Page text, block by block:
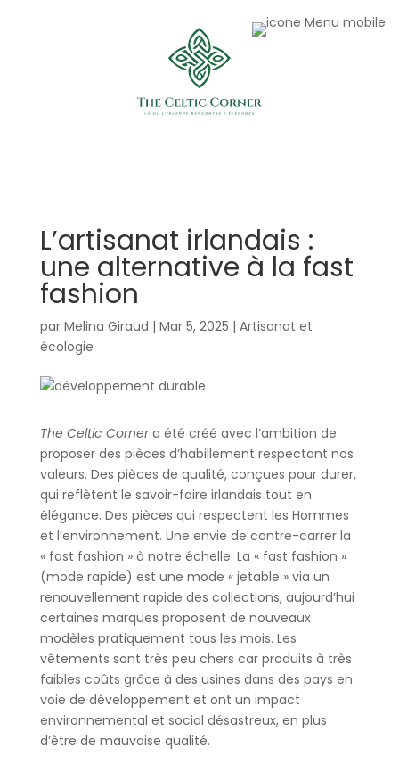
L’artisanat irlandais :
une alternative à la fast
fashion
par Melina Giraud | Mar 5, 2025 | Artisanat et
écologie
The Celtic Cornera été créé avec l’ambition de
proposer des pièces d’habillement respectant nos
valeurs. Des pièces de qualité, conçues pour durer,
qui reflètent le savoir-faire irlandais tout en
élégance. Des pièces qui respectent les Hommes
et l’environnement. Une envie de contre-carrer la
« fast fashion » à notre échelle. La « fast fashion »
(mode rapide) est une mode « jetable » via un
renouvellement rapide des collections, aujourd’hui
certaines marques proposent de nouveaux
modèles pratiquement tous les mois. Les
vêtements sont très peu chers car produits à très
faibles coûts grâce à des usines dans des pays en
voie de développement et ont un impact
environnemental et social désastreux, en plus
d’être de mauvaise qualité.